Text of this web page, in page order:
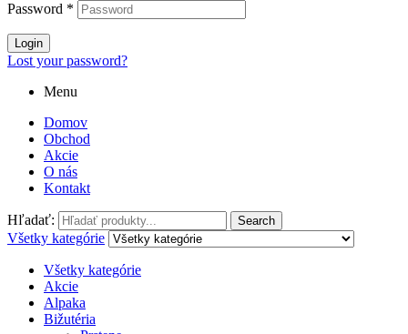
Password *
Login
Lost your password?
Menu
Domov
Obchod
Akcie
O nás
Kontakt
Hľadať: Search
Všetky kategórie
Všetky kategórie
Akcie
Alpaka
Bižutéria